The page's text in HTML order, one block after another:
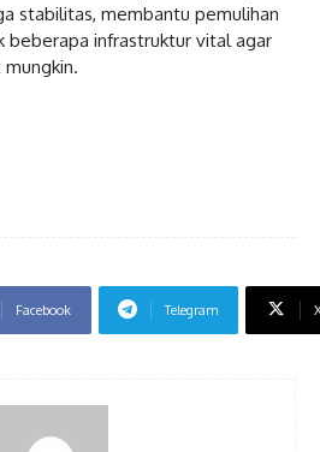
stabilitas, membantu pemulihan
beberapa infrastruktur vital agar
Facebook Telegram